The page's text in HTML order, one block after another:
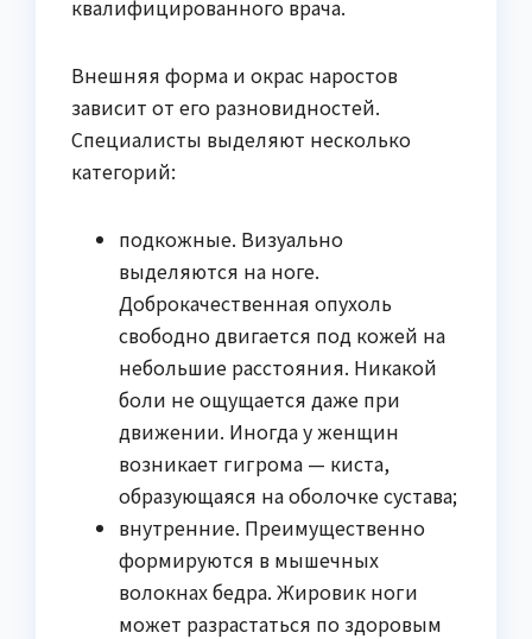
квалифицированного врача.
Внешняя форма и окрас наростов
зависит от его разновидностей.
Специалисты выделяют несколько
категорий:
подкожные. Визуально
выделяются на ноге.
Доброкачественная опухоль
свободно двигается под кожей на
небольшие расстояния. Никакой
боли не ощущается даже при
движении. Иногда у женщин
возникает гигрома — киста,
образующаяся на оболочке сустава;
внутренние. Преимущественно
формируются в мышечных
волокнах бедра. Жировик ноги
может разрастаться по здоровым